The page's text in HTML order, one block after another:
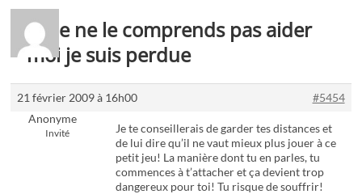
Re:Je ne le comprends pas aider
moi je suis perdue
21 février 2009 à 16h00
#5454
Anonyme
Invité
Je te conseillerais de garder tes distances et
de lui dire qu’il ne vaut mieux plus jouer à ce
petit jeu! La manière dont tu en parles, tu
commences à t’attacher et ça devient trop
dangereux pour toi! Tu risque de souffrir!